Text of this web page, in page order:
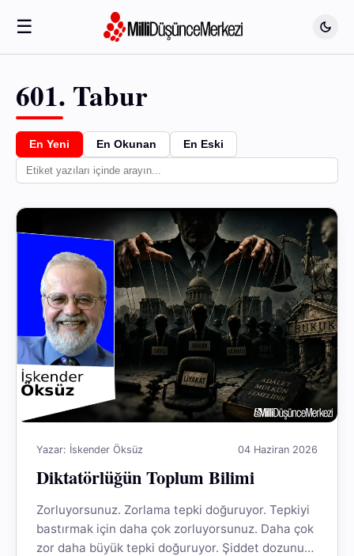
☰
601. Tabur
En Yeni En Okunan En Eski
Yazar: İskender Öksüz 04 Haziran 2026
Diktatörlüğün Toplum Bilimi
Zorluyorsunuz. Zorlama tepki doğuruyor. Tepkiyi
bastırmak için daha çok zorluyorsunuz. Daha çok
zor daha büyük tepki doğuruyor. Şiddet dozunu